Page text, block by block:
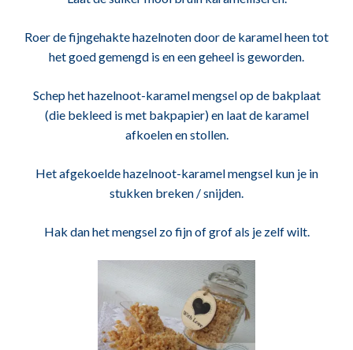
Roer de fijngehakte hazelnoten door de karamel heen tot
het goed gemengd is en een geheel is geworden.
Schep het hazelnoot-karamel mengsel op de bakplaat
(die bekleed is met bakpapier) en laat de karamel
afkoelen en stollen.
Het afgekoelde hazelnoot-karamel mengsel kun je in
stukken breken / snijden.
Hak dan het mengsel zo fijn of grof als je zelf wilt.